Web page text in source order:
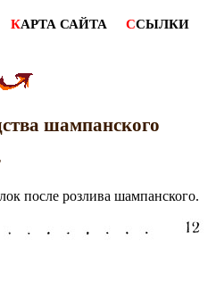
КАРТА САЙТА ССЫЛКИ
шампанского
после розлива шампанского.